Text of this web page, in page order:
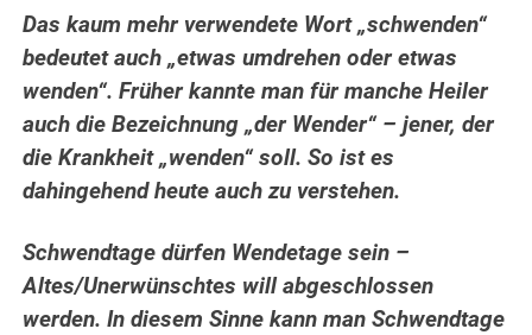
Das kaum mehr verwendete Wort „schwenden“
bedeutet auch „etwas umdrehen oder etwas
wenden“. Früher kannte man für manche Heiler
auch die Bezeichnung „der Wender“ – jener, der
die Krankheit „wenden“ soll. So ist es
dahingehend heute auch zu verstehen.
Schwendtage dürfen Wendetage sein –
Altes/Unerwünschtes will abgeschlossen
werden. In diesem Sinne kann man Schwendtage